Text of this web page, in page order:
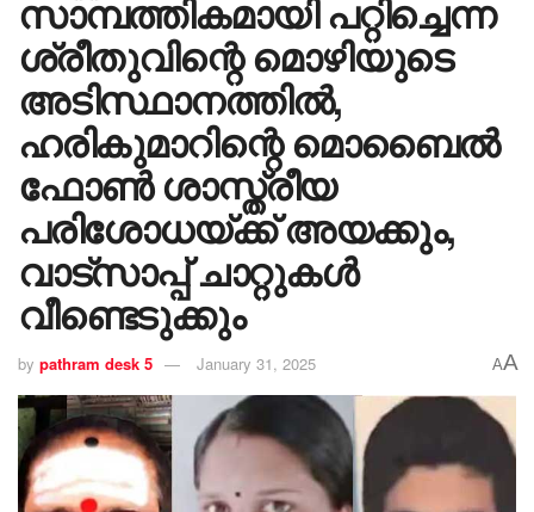
സാമ്പത്തികമായി പറ്റിച്ചെന്ന
ശ്രീതുവിന്റെ മൊഴിയുടെ
അടിസ്ഥാനത്തിൽ,
ഹരികുമാറിന്റെ മൊബൈൽ
ഫോൺ ശാസ്ത്രീയ
പരിശോധയ്ക്ക് അയക്കും,
വാട്സാപ്പ് ചാറ്റുകൾ
വീണ്ടെടുക്കും
by pathram desk 5 January 31, 2025 AA